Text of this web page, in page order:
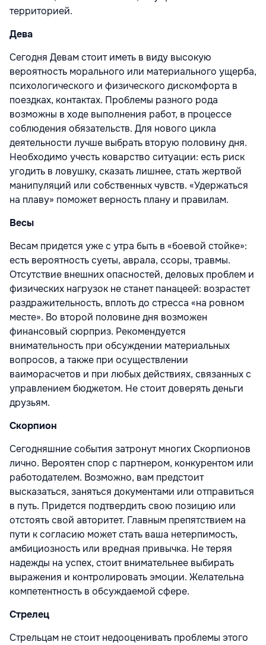
территорией.
Дева
Сегодня Девам стоит иметь в виду высокую
вероятность морального или материального ущерба,
психологического и физического дискомфорта в
поездках, контактах. Проблемы разного рода
возможны в ходе выполнения работ, в процессе
соблюдения обязательств. Для нового цикла
деятельности лучше выбрать вторую половину дня.
Необходимо учесть коварство ситуации: есть риск
угодить в ловушку, сказать лишнее, стать жертвой
манипуляций или собственных чувств. «Удержаться
на плаву» поможет верность плану и правилам.
Весы
Весам придется уже с утра быть в «боевой стойке»:
есть вероятность суеты, аврала, ссоры, травмы.
Отсутствие внешних опасностей, деловых проблем и
физических нагрузок не станет панацеей: возрастет
раздражительность, вплоть до стресса «на ровном
месте». Во второй половине дня возможен
финансовый сюрприз. Рекомендуется
внимательность при обсуждении материальных
вопросов, а также при осуществлении
ваиморасчетов и при любых действиях, связанных с
управлением бюджетом. Не стоит доверять деньги
друзьям.
Скорпион
Сегодняшние события затронут многих Скорпионов
лично. Вероятен спор с партнером, конкурентом или
работодателем. Возможно, вам предстоит
высказаться, заняться документами или отправиться
в путь. Придется подтвердить свою позицию или
отстоять свой авторитет. Главным препятствием на
пути к согласию может стать ваша нетерпимость,
амбициозность или вредная привычка. Не теряя
надежды на успех, стоит внимательнее выбирать
выражения и контролировать эмоции. Желательна
компетентность в обсуждаемой сфере.
Стрелец
Стрельцам не стоит недооценивать проблемы этого